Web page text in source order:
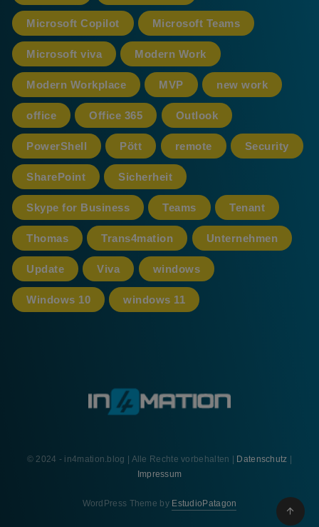
Microsoft Copilot Microsoft Teams
Microsoft viva Modern Work
Modern Workplace MVP new work
office Office 365 Outlook
PowerShell Pött remote Security
SharePoint Sicherheit
Skype for Business Teams Tenant
Thomas Trans4mation Unternehmen
Update Viva windows
Windows 10 windows 11
© 2024 - in4mation.blog | Alle Rechte vorbehalten | Datenschutz
Impressum
WordPress Theme by EstudioPatagon